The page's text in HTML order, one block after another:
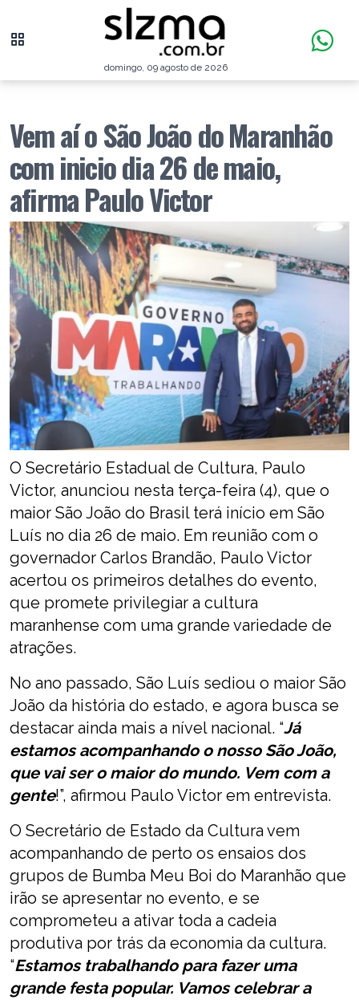
domingo, 09 agosto de 2026
Vem aí o São João do Maranhão
com inicio dia 26 de maio,
afirma Paulo Victor
O Secretário Estadual de Cultura, Paulo
Victor, anunciou nesta terça-feira (4), que o
maior São João do Brasil terá início em São
Luís no dia 26 de maio. Em reunião com o
governador Carlos Brandão, Paulo Victor
acertou os primeiros detalhes do evento,
que promete privilegiar a cultura
maranhense com uma grande variedade de
atrações.
No ano passado, São Luís sediou o maior São
João da história do estado, e agora busca se
destacar ainda mais a nível nacional. “Já
estamos acompanhando o nosso São João,
que vai ser o maior do mundo. Vem com a
gente!”, afirmou Paulo Victor em entrevista.
O Secretário de Estado da Cultura vem
acompanhando de perto os ensaios dos
grupos de Bumba Meu Boi do Maranhão que
irão se apresentar no evento, e se
comprometeu a ativar toda a cadeia
produtiva por trás da economia da cultura.
“Estamos trabalhando para fazer uma
grande festa popular. Vamos celebrar a